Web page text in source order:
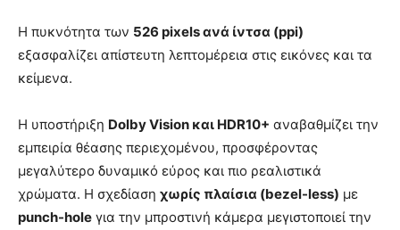
Η πυκνότητα των 526 pixels ανά ίντσα (ppi)
εξασφαλίζει απίστευτη λεπτομέρεια στις εικόνες και τα
κείμενα.
Η υποστήριξη Dolby Vision και HDR10+ αναβαθμίζει την
εμπειρία θέασης περιεχομένου, προσφέροντας
μεγαλύτερο δυναμικό εύρος και πιο ρεαλιστικά
χρώματα. Η σχεδίαση χωρίς πλαίσια (bezel-less) με
punch-hole για την μπροστινή κάμερα μεγιστοποιεί την